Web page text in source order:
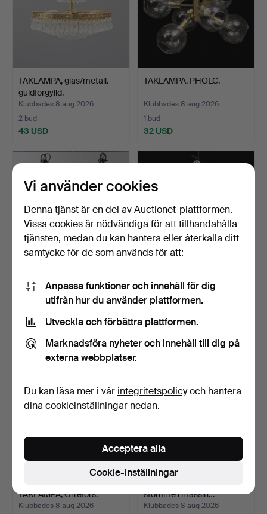
TAKLAMPA, glas/metall.
guldförgylld.
Klubbades 8 aug 2026
2 bud
43 USD
TAKLAMPA, PHOLC.
Klubbades 8 aug 2026
1 bud
32 USD
TAKLYKTOR, ett par, 1900-
tal.
Klubbades 8 aug 2026
12 bud
TAKLAMPA, PHOLC.
Klubbades 8 aug 2026
3 bud
TAKLAMPA, Orrefors.
Klubbades 8 aug 2026
stomme i mässin…
Klubbades 8 aug 2026
Vi använder cookies
Denna tjänst är en del av Auctionet-plattformen.
Vissa cookies är nödvändiga för att tillhandahålla
tjänsten, medan du kan hantera eller återkalla ditt
samtycke för de som används för att:
Anpassa funktioner och innehåll för dig
utifrån hur du använder plattformen.
Utveckla och förbättra plattformen.
Marknadsföra nyheter och innehåll till dig på
externa webbplatser.
Du kan läsa mer i vår integritetspolicyoch hantera
dina cookieinställningar nedan.
Cookie-inställningar
Acceptera alla